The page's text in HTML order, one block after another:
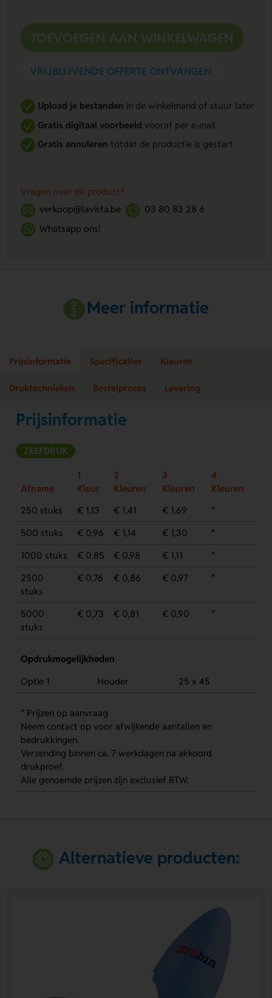
TOEVOEGEN AAN WINKELWAGEN
VRIJBLIJVENDE OFFERTE ONTVANGEN
Upload je bestanden in de winkelmand of stuur later
Gratis digitaal voorbeeldvooraf per e-mail
Gratis annuleren totdat de productie is gestart
Vragen over dit product?
verkoop@lavista.be
03 80 83 28 6
Whatsapp ons!
Meer informatie
Prijsinformatie Specificaties Kleuren
Druktechnieken Bestelproces Levering
Prijsinformatie
ZEEFDRUK
Afname
1
Kleur
2
Kleuren
3
Kleuren
4
Kleuren
250 stuks
€ 1,13 € 1,41 € 1,69
*
500 stuks
€ 0,96 € 1,14 € 1,30
*
1000 stuks
€ 0,85 € 0,98 € 1,11
*
2500
stuks
€ 0,76 € 0,86 € 0,97 *
5000
stuks
€ 0,73 € 0,81 € 0,90 *
Opdrukmogelijkheden
Optie 1
Houder 25 x 45
* Prijzen op aanvraag
Neem contact op voor afwijkende aantallen en
bedrukkingen.
Verzending binnen ca. 7 werkdagen na akkoord
drukproef.
Alle genoemde prijzen zijn exclusief BTW.
Alternatieve producten: